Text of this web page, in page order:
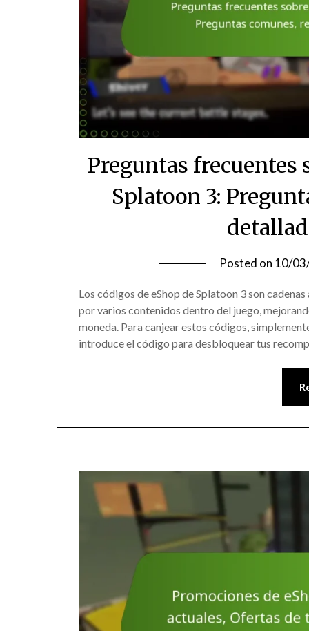
Preguntas frecuentes
Splatoon 3:
Posted on 10/
Los códigos de eShop de Splatoon 3 son
por varios contenidos dentro del juego,
moneda. Para canjear estos códigos,
introduce el código para desbloquear tus